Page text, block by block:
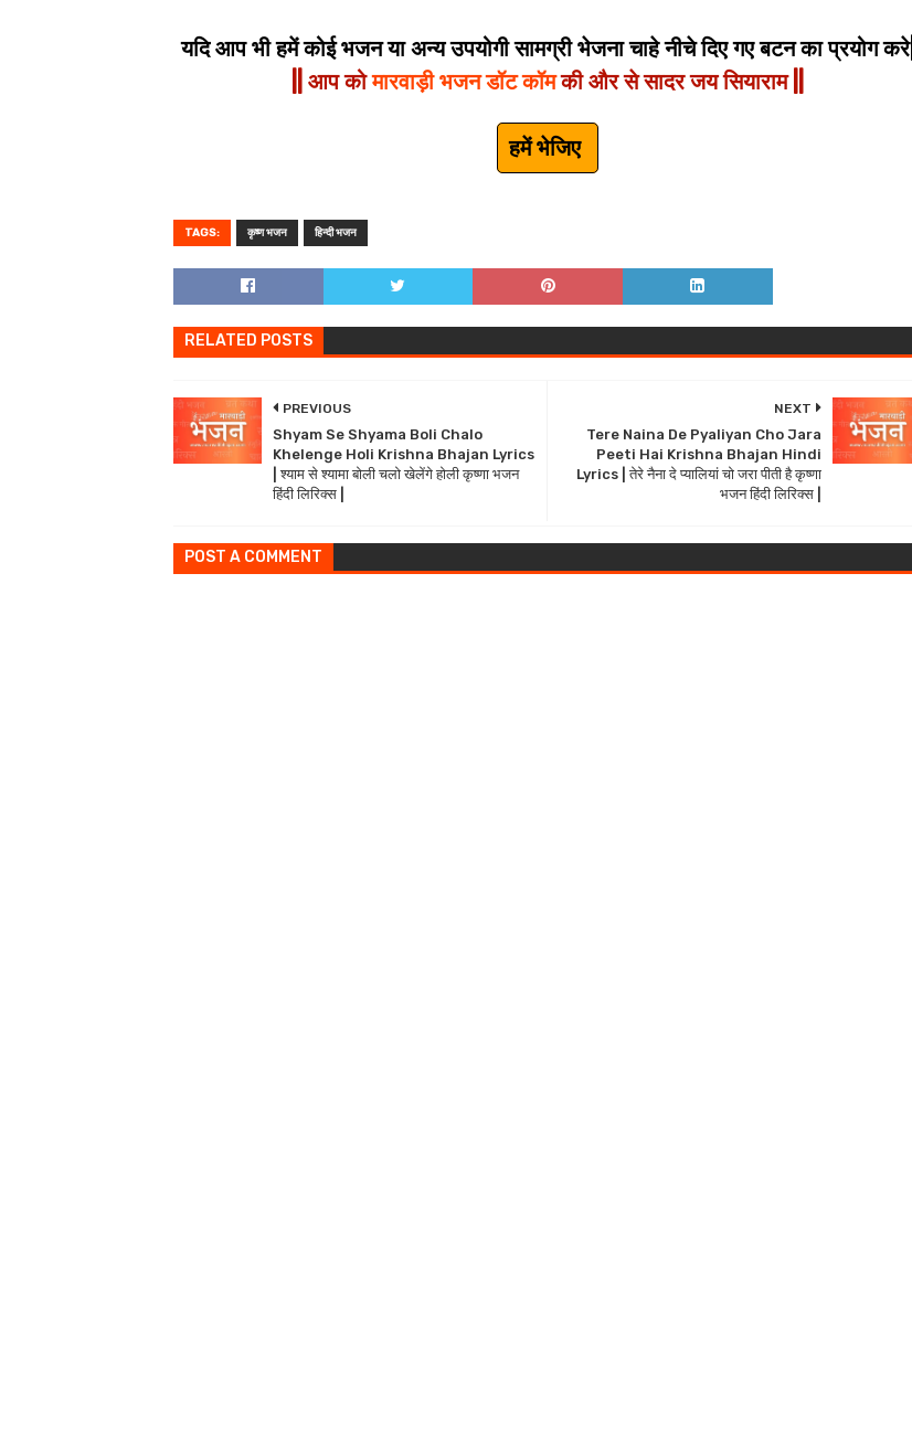
यदि आप भी हमें कोई भजन या अन्य उपयोगी सामग्री भेजना चाहे नीचे दिए गए बटन का प्रयोग करे|
|| आप कोमारवाड़ी भजन डॉट कॉमकी और से सादर जय सियाराम ||
हमें भेजिए
TAGS: कृष्ण भजन हिन्दी भजन
RELATED POSTS
NEXT
Tere Naina De Pyaliyan Cho Jara
Peeti Hai Krishna Bhajan Hindi
Lyrics | तेरे नैना दे प्यालियां चो जरा पीती है कृष्णा
भजन हिंदी लिरिक्स |
PREVIOUS
Shyam Se Shyama Boli Chalo
Khelenge Holi Krishna Bhajan Lyrics
| श्याम से श्यामा बोली चलो खेलेंगे होली कृष्णा भजन
हिंदी लिरिक्स |
POST A COMMENT